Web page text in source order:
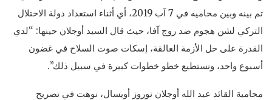
تم بينه وبين محاميه في 7 آب 2019، أي أثناء استعداد دولة الاحتلال
التركي لشن هجوم ضد روج آفا، حيث قال السيد أوجلان حينها: “لدي
القدرة على حل الأزمة العالقة، إسكات صوت السلاح في غضون
أسبوع واحد، ونستطيع خطو خطوات كبيرة في سبيل ذلك”.
محامية القائد عبد الله أوجلان نوروز أويسال، نوهت في تصريح